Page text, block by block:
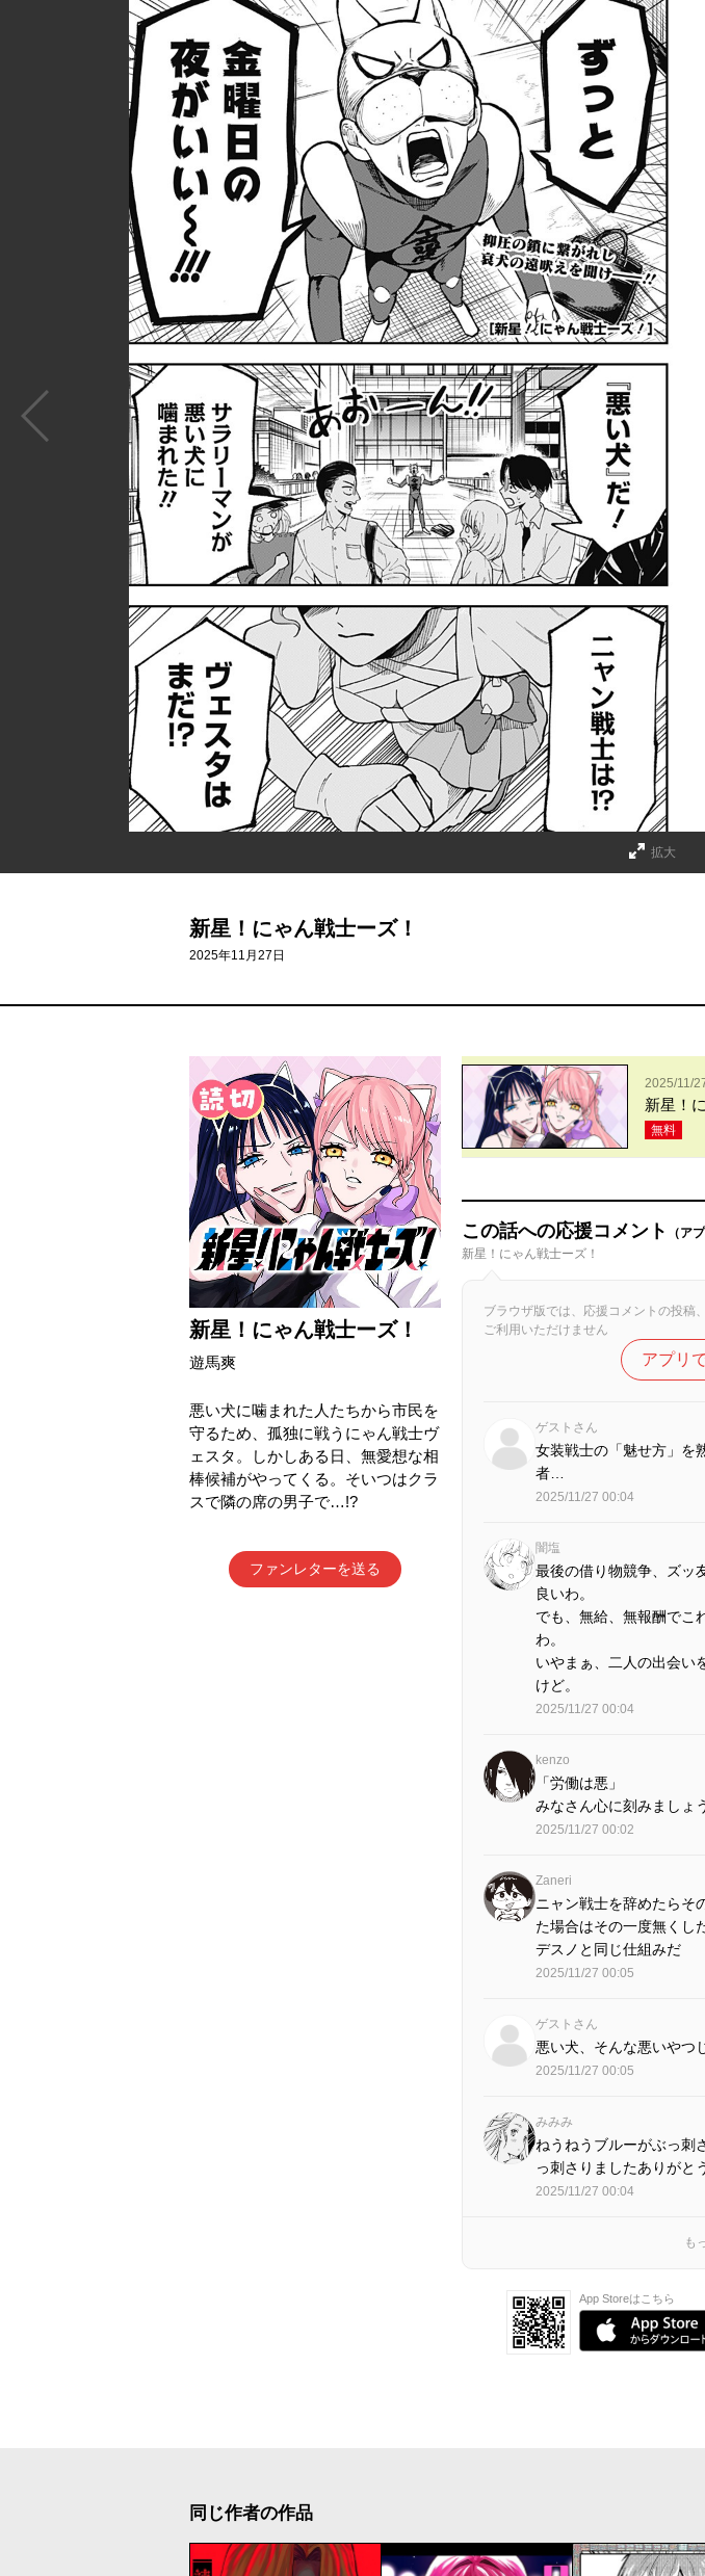
拡大
新星！にゃん戦士ーズ！
2025年11月27日
新星！にゃん戦士ーズ！
遊馬爽
悪い犬に噛まれた人たちから市民を
守るため、孤独に戦うにゃん戦士ヴ
ェスタ。しかしある日、無愛想な相
棒候補がやってくる。そいつはクラ
スで隣の席の男子で…!?
ファンレターを送る
2025/11/
新星！
無料
この話への応援コメント
（ア
新星！にゃん戦士ーズ！
ブラウザ版では、応援コメントの投稿
ご利用いただけません
アプリ
ゲストさん
女装戦士の「魅せ方」を
者…
2025/11/27 00:04
闇塩
最後の借り物競争、ズッ
良いわ。
でも、無給、無報酬でこ
わ。
いやまぁ、二人の出会い
けど。
2025/11/27 00:04
kenzo
「労働は悪」
みなさん心に刻みましょ
2025/11/27 00:02
Zaneri
ニャン戦士を辞めたらそ
た場合はその一度無くし
デスノと同じ仕組みだ
2025/11/27 00:05
ゲストさん
悪い犬、そんな悪いやつ
2025/11/27 00:05
みみみ
ねうねうブルーがぶっ刺
っ刺さりましたありがと
2025/11/27 00:04
も
App Storeはこちら
同じ作者の作品